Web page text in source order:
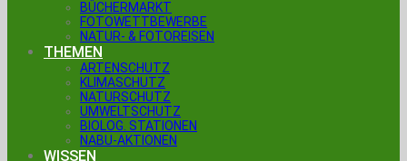
BÜCHERMARKT
FOTOWETTBEWERBE
NATUR- & FOTOREISEN
THEMEN
ARTENSCHUTZ
KLIMASCHUTZ
NATURSCHUTZ
UMWELTSCHUTZ
BIOLOG. STATIONEN
NABU-AKTIONEN
WISSEN